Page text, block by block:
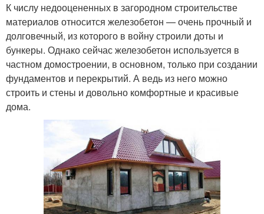
К числу недооцененных в загородном строительстве
материалов относится железобетон — очень прочный и
долговечный, из которого в войну строили доты и
бункеры. Однако сейчас железобетон используется в
частном домостроении, в основном, только при создании
фундаментов и перекрытий. А ведь из него можно
строить и стены и довольно комфортные и красивые
дома.